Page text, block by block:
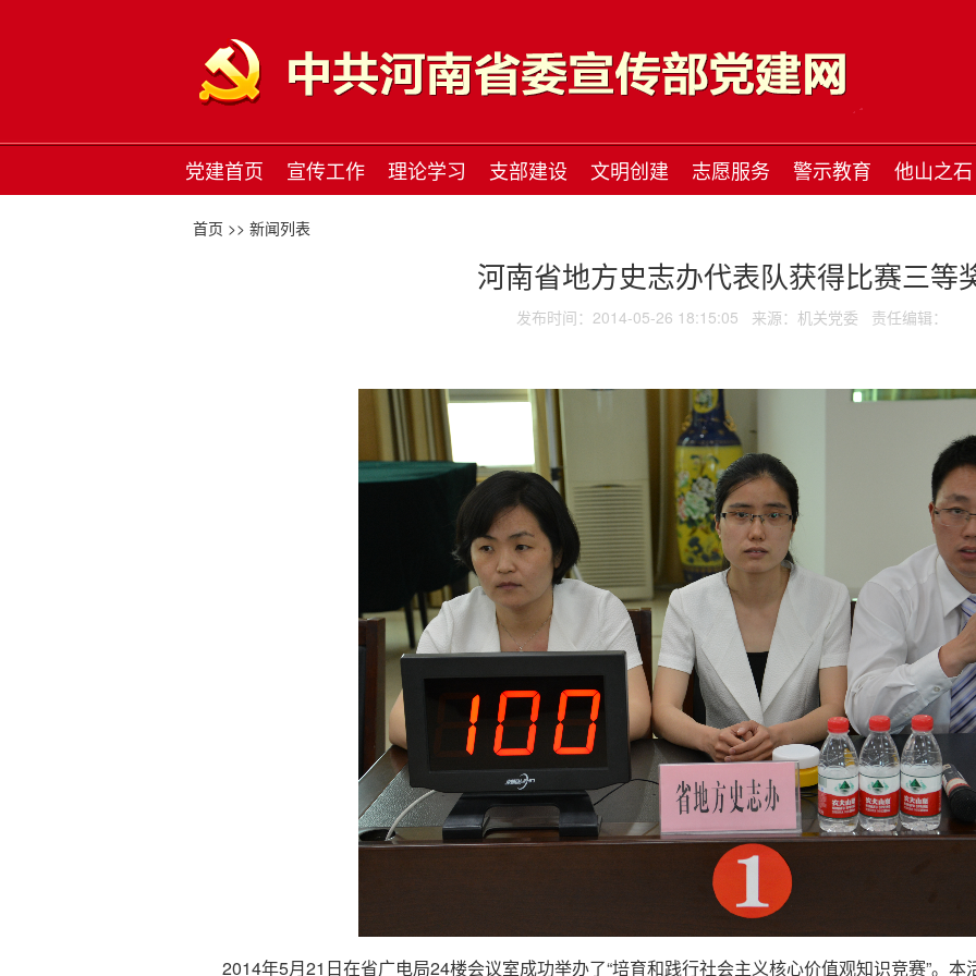
党建首页 宣传工作 理论学习 支部建设 文明创建 志愿服务 警示教育 他山之石
首页 >> 新闻列表
河南省地方史志办代表队获得比赛三等
发布时间：2014-05-26 18:15:05 来源：机关党委 责任编辑：
2014年5月21日在省广电局24楼会议室成功举办了“培育和践行社会主义核心价值观知识竞赛”。